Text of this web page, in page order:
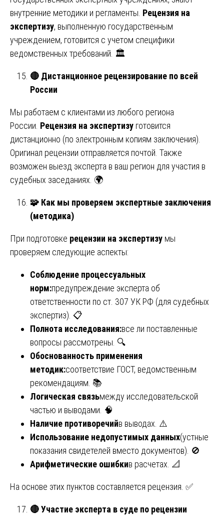
внутренние методики и регламенты. Рецензия на
экспертизу, выполненную государственным
учреждением, готовится с учетом специфики
ведомственных требований. 🏛️
🔴 Дистанционное рецензирование по всей
России
Мы работаем с клиентами из любого региона
России. Рецензия на экспертизу готовится
дистанционно (по электронным копиям заключения).
Оригинал рецензии отправляется почтой. Также
возможен выезд эксперта в ваш регион для участия в
судебных заседаниях. 🌍
🧩 Как мы проверяем экспертные заключения
(методика)
При подготовке рецензии на экспертизу мы
проверяем следующие аспекты:
Соблюдение процессуальных
норм:предупреждение эксперта об
ответственности по ст. 307 УК РФ (для судебных
экспертиз). 📋
Полнота исследования:все ли поставленные
вопросы рассмотрены. 🔍
Обоснованность применения
методик:соответствие ГОСТ, ведомственным
рекомендациям. 📚
Логическая связьмежду исследовательской
частью и выводами. 🧠
Наличие противоречийв выводах. ⚠️
Использование недопустимых данных(устные
показания свидетелей вместо документов). 🚫
Арифметические ошибкив расчетах. 📐
На основе этих пунктов составляется рецензия. ✅
🔴Участие эксперта в суде по рецензии